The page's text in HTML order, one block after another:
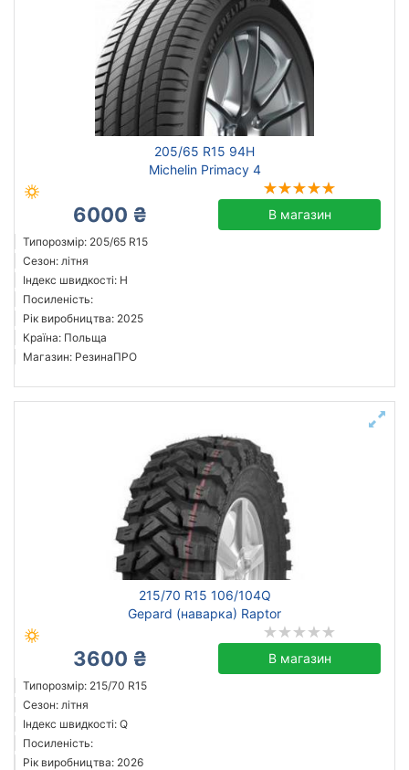
205/65 R15 94H
Michelin Primacy 4
6000 ₴ В магазин
Типорозмір: 205/65 R15
Сезон: літня
Індекс швидкості: H
Посиленість:
Рік виробництва: 2025
Країна: Польща
Магазин: РезинаПРО
215/70 R15 106/104Q
Gepard (наварка) Raptor
3600 ₴ В магазин
Типорозмір: 215/70 R15
Сезон: літня
Індекс швидкості: Q
Посиленість:
Рік виробництва: 2026